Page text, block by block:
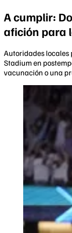
A cumplir:
afición para
Autoridades locales
Stadium en
vacunación o una